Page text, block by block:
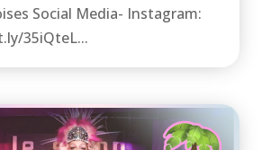
Social Media- Instagram:
35iQteL...